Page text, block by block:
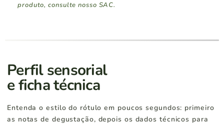
Santa Catarina
Paraná R$ 500
produto, consulte nosso SAC.
Perfil sensorial
e ficha técnica
Entenda o estilo do rótulo em poucos segundos: primeiro
as notas de degustação, depois os dados técnicos para